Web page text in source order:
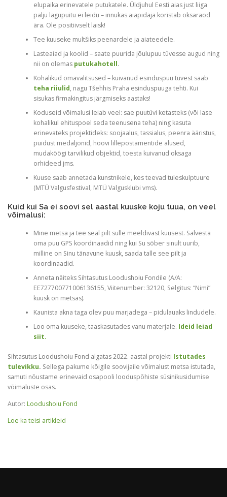
elupaika erinevatele putukatele. Üldjuhul Eesti aias just liiga
palju lagupuitu ei leidu – innukas aiapidaja koristab oksaraod
ära. Ole positiivselt laisk!
Tee kuuseke multšiks peenardele ja aiateedele.
Lasteaiad ja koolid – saate puurida jõulupuu tüvesse augud ning
nii on olemas putukahotell.
Kohalikud omavalitsused – kuivanud esinduspuu tüvest saab
teha riiulid, nagu Tšehhis Praha esinduspuuga tehti. Kui
sisukas firmakingitus järgmiseks aastaks!
Koduseid võimalusi leiab veel: sae puutüvi ketasteks (või lase
kohalikul ehituspoel seda teenusena teha) ning kasuta
erinevateks projektideks: soojaalus, tassialus, peenra ääristus,
puidust medaljonid, hoovi lillepostamentide alused,
mudaköögi tarvilikud objektid, toesta kuivanud oksaga
orhideed jms.
Kuuse saab annetada kunstnikele, kes teevad tuleskulptuure
(MTÜ Valgusfestival, MTÜ Valgusklubi vms).
Kuid kui Sa ei soovi sel aastal kuuske koju tuua, on veel
võimalusi:
Mine metsa ja tee seal pilt sulle meeldivast kuusest. Salvesta
oma puu GPS koordinaadid ning kui Su sõber sinult uurib,
milline on Sinu tänavune kuusk, saada talle see pilt ja
koordinaadid.
Anneta näiteks Sihtasutus Loodushoiu Fondile (A/A:
EE727700771006136155, Viitenumber: 32120, Selgitus: “Nimi”
kuusk on metsas).
Kaunista akna taga olev puu marjadega – pidulauaks lindudele.
Loo oma kuuseke, taaskasutades vanu materjale. Ideid leiad
siit.
Sihtasutus Loodushoiu Fond algatas 2022. aastal projekti Istutades
tulevikku. Sellega pakume kõigile soovijaile võimalust metsa istutada,
samuti nõustame erinevaid osapooli looduspõhiste süsinikusidumise
võimaluste osas.
Autor: Loodushoiu Fond
Loe ka teisi artikleid